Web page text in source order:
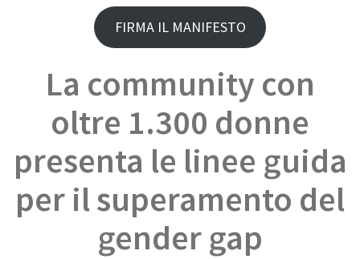
FIRMA IL MANIFESTO
La community con
oltre 1.300 donne
presenta le linee guida
per il superamento del
gender gap